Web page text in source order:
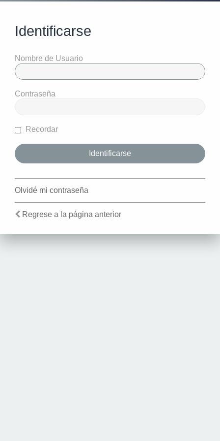
Identificarse
Nombre de Usuario
Contraseña
Recordar
Olvidé mi contraseña
Regrese a la página anterior